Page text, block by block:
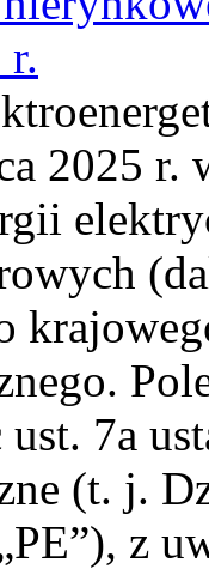
r.
2025 r.
7a
(t. j.
z